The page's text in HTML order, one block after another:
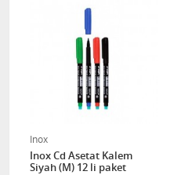
Inox
Inox Cd Asetat Kalem
Siyah (M) 12 li paket